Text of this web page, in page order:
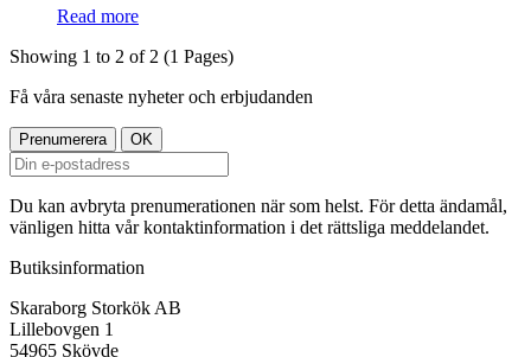
Read more
Showing 1 to 2 of 2 (1 Pages)
Få våra senaste nyheter och erbjudanden
Du kan avbryta prenumerationen när som helst. För detta ändamål,
vänligen hitta vår kontaktinformation i det rättsliga meddelandet.
Butiksinformation
Skaraborg Storkök AB
Lillebovgen 1
54965 Skövde